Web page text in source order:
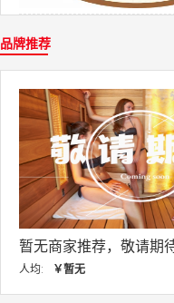
品牌推荐
待！ 暂无